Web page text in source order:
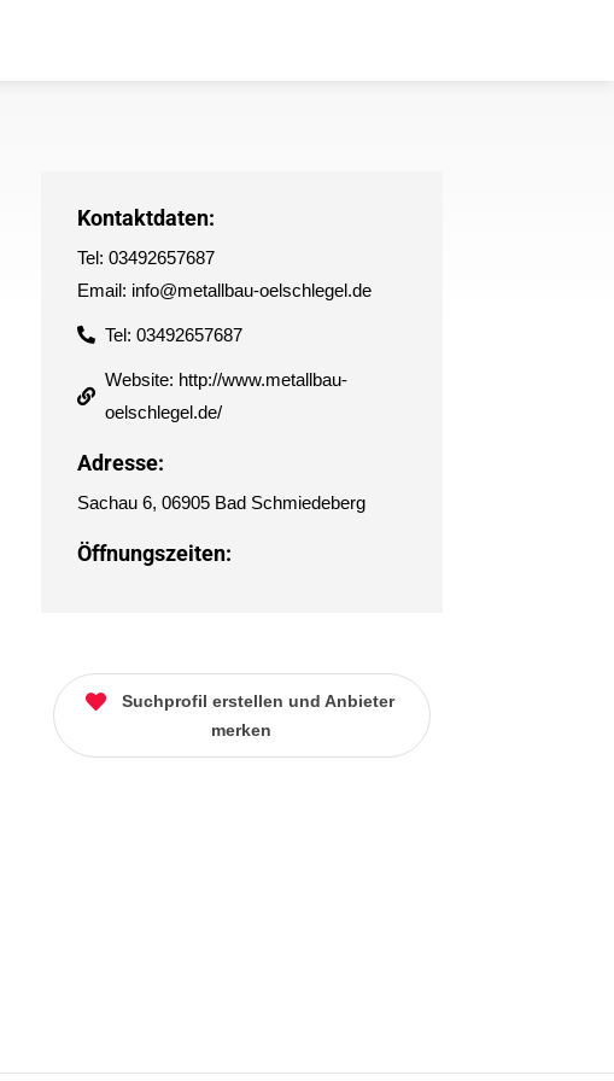
Kontaktdaten:
Tel: 03492657687
Email: info@metallbau-oelschlegel.de
Tel: 03492657687
Website: http://www.metallbau-
oelschlegel.de/
Adresse:
Sachau 6, 06905 Bad Schmiedeberg
Öffnungszeiten:
Suchprofil erstellen und Anbieter
merken